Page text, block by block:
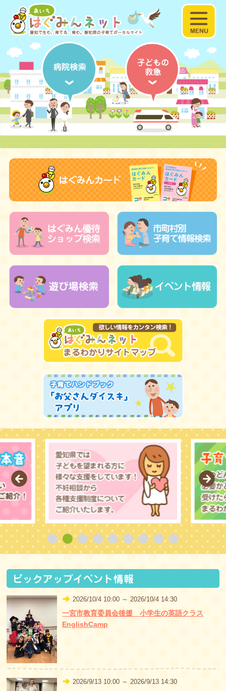
2026/10/4 10:00 ～ 2026/10/4 14:30
一宮市教育委員会後援 小学生の英語クラス
EnglishCamp
2026/9/13 10:00 ～ 2026/9/13 14:30